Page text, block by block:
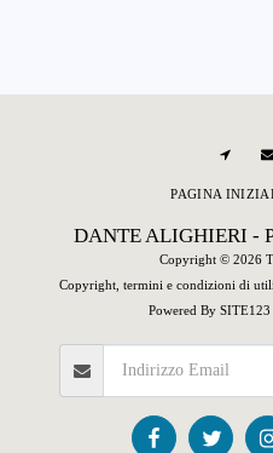
DANTE ALIGHIERI -
Copyright © 2026
Copyright, termini e condizioni di
Powered By SITE123
PAGINA